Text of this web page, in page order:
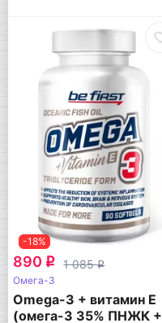
-18%
890 q 1 085q
Омега-3
Omega-3 + витамин Е
(омега-3 35% ПНЖК +